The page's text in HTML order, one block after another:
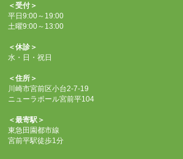
＜受付＞
平日9:00～19:00
土曜9:00～13:00
＜休診＞
水・日・祝日
＜住所＞
川崎市宮前区小台2-7-19
ニューラポール宮前平104
＜最寄駅＞
東急田園都市線
宮前平駅徒歩1分